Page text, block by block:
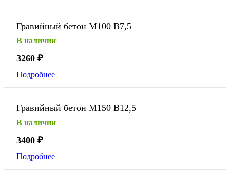
Гравийный бетон М100 В7,5
В наличии
3260 ₽
Подробнее
Гравийный бетон М150 В12,5
В наличии
3400 ₽
Подробнее